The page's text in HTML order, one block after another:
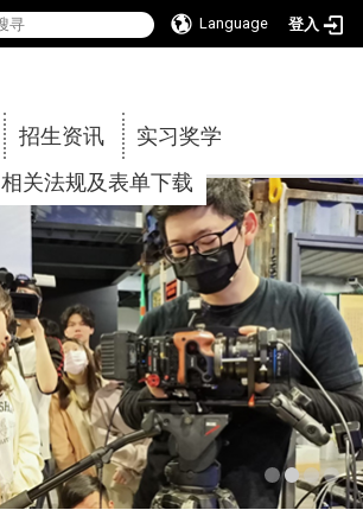
Language 登入
招生资讯
实习奖学
相关法规及表单下载